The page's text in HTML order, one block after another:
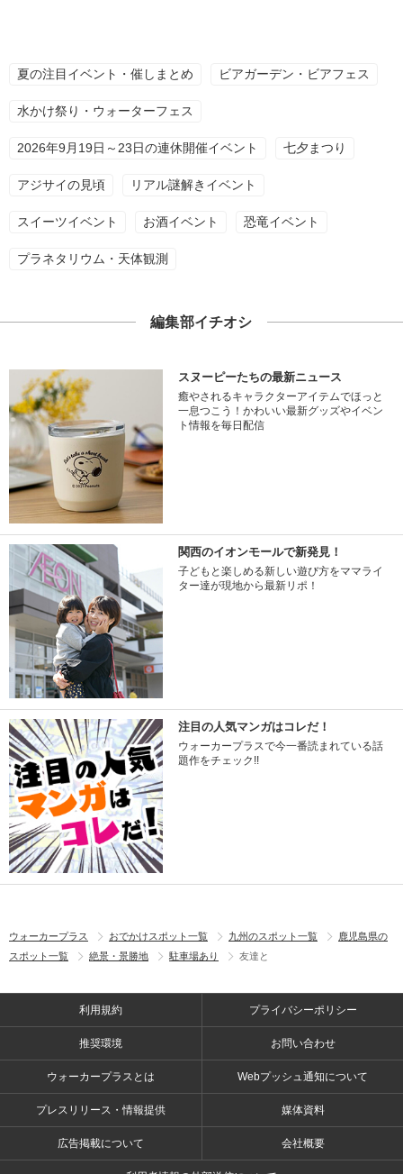
夏の注目イベント・催しまとめ ビアガーデン・ビアフェス
水かけ祭り・ウォーターフェス
2026年9月19日～23日の連休開催イベント 七夕まつり
アジサイの見頃 リアル謎解きイベント
スイーツイベント お酒イベント 恐竜イベント
プラネタリウム・天体観測
編集部イチオシ
スヌーピーたちの最新ニュース
癒やされるキャラクターアイテムでほっと
一息つこう！かわいい最新グッズやイベン
ト情報を毎日配信
関西のイオンモールで新発見！
子どもと楽しめる新しい遊び方をママライ
ター達が現地から最新リポ！
注目の人気マンガはコレだ！
ウォーカープラスで今一番読まれている話
題作をチェック!!
ウォーカープラス おでかけスポット一覧 九州のスポット一覧
鹿児島県の
スポット一覧
絶景・景勝地 駐車場あり 友達と
利用規約 プライバシーポリシー
推奨環境 お問い合わせ
ウォーカープラスとは Webプッシュ通知について
プレスリリース・情報提供 媒体資料
広告掲載について 会社概要